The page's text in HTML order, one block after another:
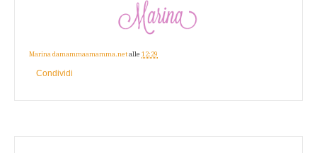
Marina damammaamamma.net alle 12:29
Condividi